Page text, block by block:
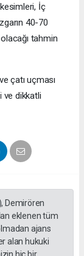
kesimleri, İç
40-70
tahmin
çatı uçması
ve dikkatli
Demirören
eklenen tüm
ajans
alan hukuki
hiç bir